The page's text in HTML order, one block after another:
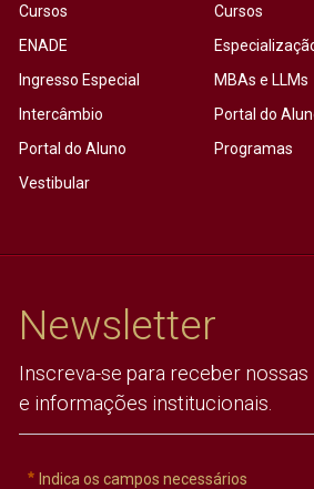
Cursos
ENADE
Ingresso Especial
Intercâmbio
Portal do Aluno
Vestibular
Cursos
MBAs e LLMs
Portal do
Programas
Newsletter
Inscreva-se para receber
e informações institucionais.
Indica os campos necessários